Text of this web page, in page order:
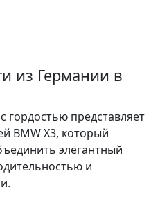
из Германии в
гордостью представляет
BMW X3, который
элегантный
и